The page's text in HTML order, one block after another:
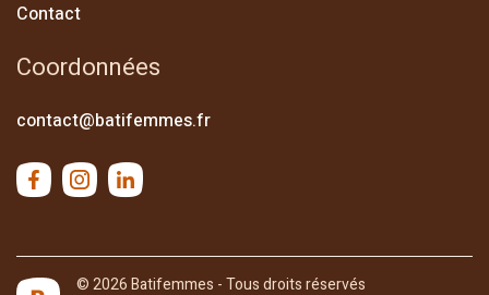
Contact
Coordonnées
contact@batifemmes.fr
© 2026 Batifemmes - Tous droits réservés